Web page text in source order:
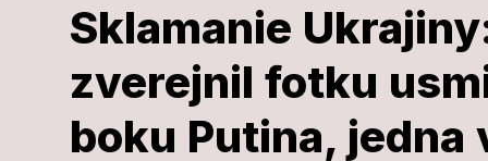
Sklamanie
zverejnil fotku
boku Putina, jedna
Zahraničná politika
Sklamanie